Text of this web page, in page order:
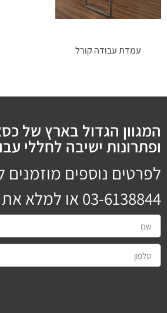
עמדת עבודה קורל
המגוון הגדול בארץ של
ופתרונות ישיבה לחללי
לפרטים נוספים
03-6138844 או למלא